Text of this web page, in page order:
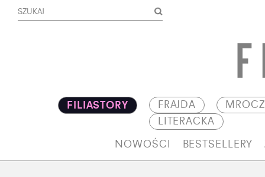
FILIASTORY FRAJDA
LITERACKA
NOWOŚCI BESTSELLERY